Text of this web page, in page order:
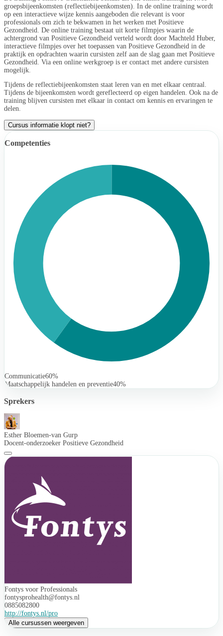
groepsbijeenkomsten (reflectiebijeenkomsten). In de online training wordt
op een interactieve wijze kennis aangeboden die relevant is voor
professionals om zich te bekwamen in het werken met Positieve
Gezondheid. De online training bestaat uit korte filmpjes waarin de
achtergrond van Positieve Gezondheid verteld wordt door Machteld Huber,
interactieve filmpjes over het toepassen van Positieve Gezondheid in de
praktijk en opdrachten waarin cursisten zelf aan de slag gaan met Positieve
Gezondheid. Via een online werkgroep is er contact met andere cursisten
mogelijk.
Tijdens de reflectiebijeenkomsten staat leren van en met elkaar centraal.
Tijdens de bijeenkomsten wordt gereflecteerd op eigen handelen. Ook na de
training blijven cursisten met elkaar in contact om kennis en ervaringen te
delen.
Cursus informatie klopt niet?
Competenties
Communicatie60%
Maatschappelijk handelen en preventie40%
Sprekers
Esther Bloemen-van Gurp
Docent-onderzoeker Positieve Gezondheid
Fontys voor Professionals
fontysprohealth@fontys.nl
0885082800
http://fontys.nl/pro
Alle cursussen weergeven